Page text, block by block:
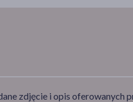
zdjęcie i opis oferowanych